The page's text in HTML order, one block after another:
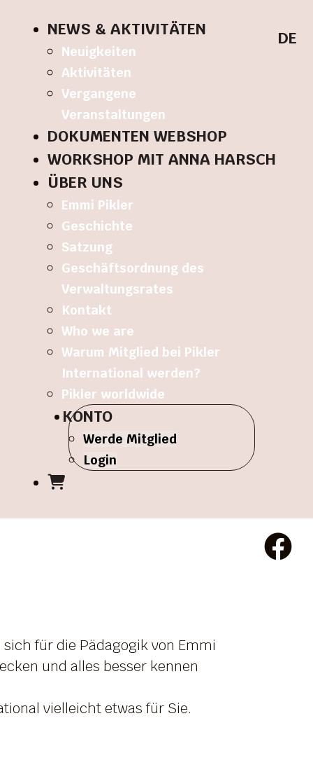
NEWS & AKTIVITÄTEN
Neuigkeiten
Aktivitäten
Vergangene
Veranstaltungen
DOKUMENTEN WEBSHOP
WORKSHOP MIT ANNA HARSCH
ÜBER UNS
Emmi Pikler
Geschichte
Satzung
Geschäftsordnung des
Verwaltungsrates
Kontakt
Who we are
Warum Mitglied bei Pikler
International werden?
Pikler worldwide
KONTO
Werde Mitglied
Login
DE
für die Pädagogik von Emmi
und alles besser kennen
vielleicht etwas für Sie.